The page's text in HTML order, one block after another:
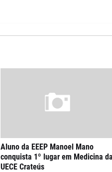
Aluno da EEEP Manoel Mano
conquista 1º lugar em Medicina da
UECE Crateús